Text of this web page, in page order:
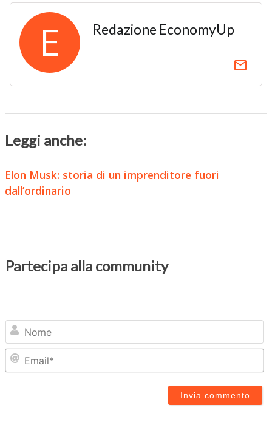
E Redazione EconomyUp
email
Leggi anche:
Elon Musk: storia di un imprenditore fuori
dall’ordinario
Partecipa alla community